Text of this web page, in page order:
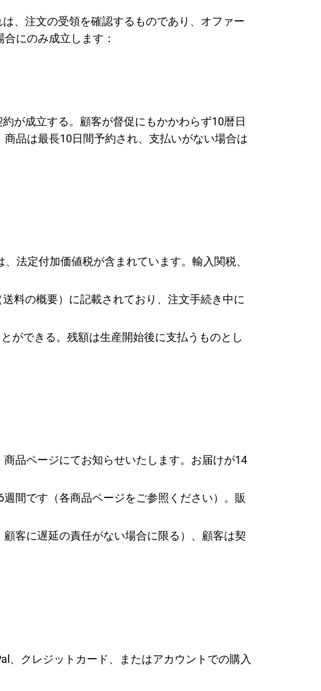
、注文の受領を確認するものであり、オファー
にのみ成立します：
が成立する。顧客が督促にもかかわらず10暦日
品は最長10日間予約され、支払いがない場合は
法定付加価値税が含まれています。輸入関税、
料の概要）に記載されており、注文手続き中に
ができる。残額は生産開始後に支払うものとし
品ページにてお知らせいたします。お届けが14
間です（各商品ページをご参照ください）。販
客に遅延の責任がない場合に限る）、顧客は契
、クレジットカード、またはアカウントでの購入